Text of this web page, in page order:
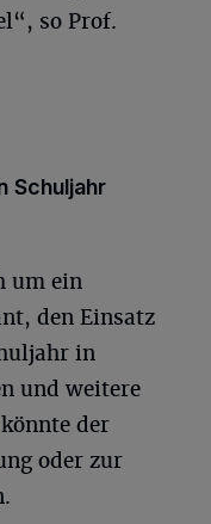
so Prof.
Schuljahr
um ein
den Einsatz
in
und weitere
der
oder zur